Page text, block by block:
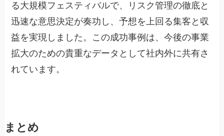
る大規模フェスティバルで、リスク管理の徹底と
迅速な意思決定が奏功し、予想を上回る集客と収
益を実現しました。この成功事例は、今後の事業
拡大のための貴重なデータとして社内外に共有さ
れています。
まとめ